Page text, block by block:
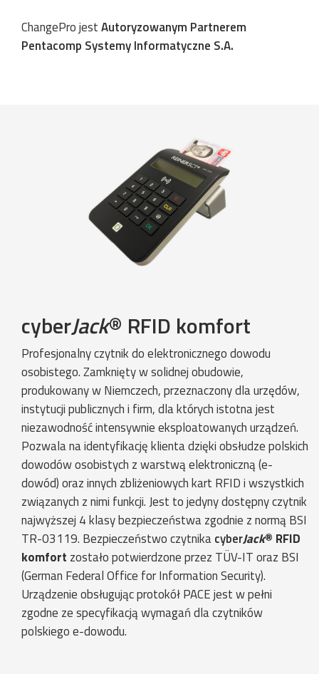
ChangePro jestAutoryzowanym Partnerem
Pentacomp Systemy Informatyczne S.A.
cyberJack® RFID komfort
Profesjonalny czytnik do elektronicznego dowodu
osobistego. Zamknięty w solidnej obudowie,
produkowany w Niemczech, przeznaczony dla urzędów,
instytucji publicznych i firm, dla których istotna jest
niezawodność intensywnie eksploatowanych urządzeń.
Pozwala na identyfikację klienta dzięki obsłudze polskich
dowodów osobistych z warstwą elektroniczną (e-
dowód) oraz innych zbliżeniowych kart RFID i wszystkich
związanych z nimi funkcji. Jest to jedyny dostępny czytnik
najwyższej 4 klasy bezpieczeństwa zgodnie z normą BSI
TR-03119. Bezpieczeństwo czytnikacyberJack® RFID
komfort zostało potwierdzone przez TÜV-IT oraz BSI
(German Federal Office for Information Security).
Urządzenie obsługując protokół PACE jest w pełni
zgodne ze specyfikacją wymagań dla czytników
polskiego e-dowodu.